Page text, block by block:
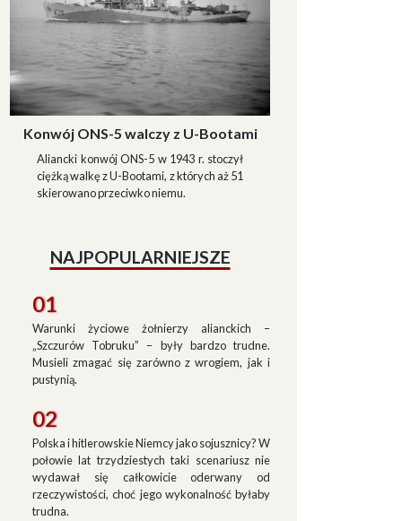
Konwój ONS-5 walczy z U-Bootami
Aliancki konwój ONS-5 w 1943 r. stoczył
ciężką walkę z U-Bootami, z których aż 51
skierowano przeciwko niemu.
NAJPOPULARNIEJSZE
01
Warunki życiowe żołnierzy alianckich –
„Szczurów Tobruku” – były bardzo trudne.
Musieli zmagać się zarówno z wrogiem, jak i
pustynią.
02
Polska i hitlerowskie Niemcy jako sojusznicy? W
połowie lat trzydziestych taki scenariusz nie
wydawał się całkowicie oderwany od
rzeczywistości, choć jego wykonalność byłaby
trudna.